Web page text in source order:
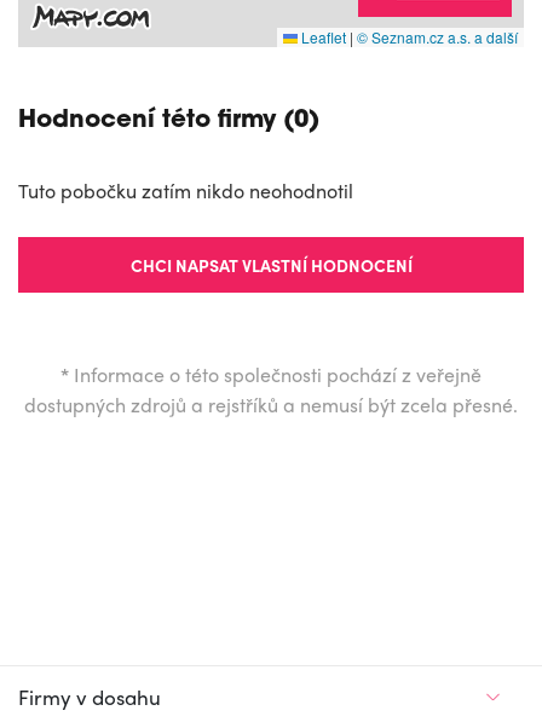
Leaflet | © Seznam.cz a.s. a další
Hodnocení této firmy (0)
Tuto pobočku zatím nikdo neohodnotil
CHCI NAPSAT VLASTNÍ HODNOCENÍ
* Informace o této společnosti pochází z veřejně
dostupných zdrojů a rejstříků a nemusí být zcela přesné.
Firmy v dosahu